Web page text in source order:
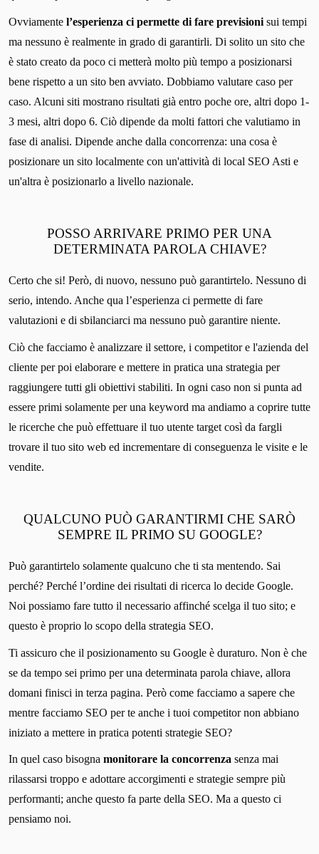
Ovviamente l’esperienza ci permette di fare previsioni sui tempi
ma nessuno è realmente in grado di garantirli. Di solito un sito che
è stato creato da poco ci metterà molto più tempo a posizionarsi
bene rispetto a un sito ben avviato. Dobbiamo valutare caso per
caso. Alcuni siti mostrano risultati già entro poche ore, altri dopo 1-
3 mesi, altri dopo 6. Ciò dipende da molti fattori che valutiamo in
fase di analisi. Dipende anche dalla concorrenza: una cosa è
posizionare un sito localmente con un'attività di local SEO Asti e
un'altra è posizionarlo a livello nazionale.
POSSO ARRIVARE PRIMO PER UNA
DETERMINATA PAROLA CHIAVE?
Certo che si! Però, di nuovo, nessuno può garantirtelo. Nessuno di
serio, intendo. Anche qua l’esperienza ci permette di fare
valutazioni e di sbilanciarci ma nessuno può garantire niente.
Ciò che facciamo è analizzare il settore, i competitor e l'azienda del
cliente per poi elaborare e mettere in pratica una strategia per
raggiungere tutti gli obiettivi stabiliti. In ogni caso non si punta ad
essere primi solamente per una keyword ma andiamo a coprire tutte
le ricerche che può effettuare il tuo utente target così da fargli
trovare il tuo sito web ed incrementare di conseguenza le visite e le
vendite.
QUALCUNO PUÒ GARANTIRMI CHE SARÒ
SEMPRE IL PRIMO SU GOOGLE?
Può garantirtelo solamente qualcuno che ti sta mentendo. Sai
perché? Perché l’ordine dei risultati di ricerca lo decide Google.
Noi possiamo fare tutto il necessario affinché scelga il tuo sito; e
questo è proprio lo scopo della strategia SEO.
Ti assicuro che il posizionamento su Google è duraturo. Non è che
se da tempo sei primo per una determinata parola chiave, allora
domani finisci in terza pagina. Però come facciamo a sapere che
mentre facciamo SEO per te anche i tuoi competitor non abbiano
iniziato a mettere in pratica potenti strategie SEO?
In quel caso bisogna monitorare la concorrenza senza mai
rilassarsi troppo e adottare accorgimenti e strategie sempre più
performanti; anche questo fa parte della SEO. Ma a questo ci
pensiamo noi.